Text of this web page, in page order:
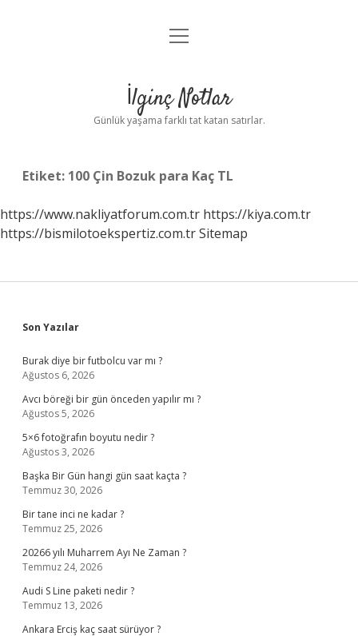
Anasayfa
Yasal Uyarı
menüyü
İlginç Notlar
Günlük yaşama farklı tat katan satırlar.
Etiket: 100 Çin Bozuk para Kaç TL
https://www.nakliyatforum.com.tr https://kiya.com.tr
https://bismilotoekspertiz.com.trSitemap
Sidebar
Son Yazılar
Burak diye bir futbolcu var mı ?
Ağustos 6, 2026
Avcı böreği bir gün önceden yapılır mı ?
Ağustos 5, 2026
5×6 fotoğrafın boyutu nedir ?
Ağustos 3, 2026
Başka Bir Gün hangi gün saat kaçta ?
Temmuz 30, 2026
Bir tane inci ne kadar ?
Temmuz 25, 2026
20266 yılı Muharrem Ayı Ne Zaman ?
Temmuz 24, 2026
Audi S Line paketi nedir ?
Temmuz 13, 2026
Ankara Erciş kaç saat sürüyor ?